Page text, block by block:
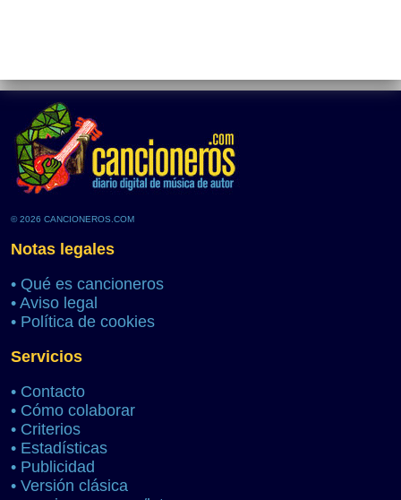
© 2026 CANCIONEROS.COM
Notas legales
• Qué es cancioneros
• Aviso legal
• Política de cookies
Servicios
• Contacto
• Cómo colaborar
• Criterios
• Estadísticas
• Publicidad
• Versión clásica